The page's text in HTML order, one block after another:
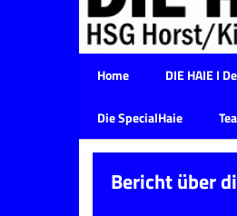
Home DIE HAIE I
Die SpecialHaie
Bericht über